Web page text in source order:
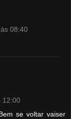
08:40
12:00
se voltar vaiser